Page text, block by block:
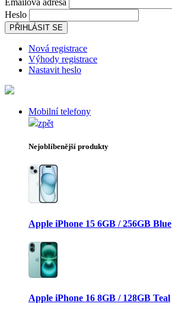
Emailová adresa
Heslo
PŘIHLÁSIT SE
Nová registrace
Výhody registrace
Nastavit heslo
Mobilní telefony
zpět
Nejoblíbenější produkty
Apple iPhone 15 6GB / 256GB Blue
Apple iPhone 16 8GB / 128GB Teal